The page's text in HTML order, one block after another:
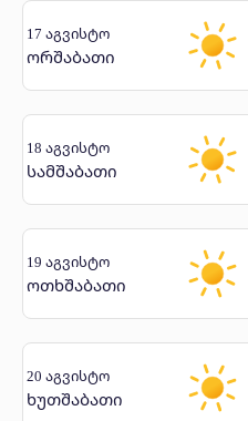
17 აგვისტო
ორშაბათი
18 აგვისტო
სამშაბათი
19 აგვისტო
ოთხშაბათი
20 აგვისტო
ხუთშაბათი